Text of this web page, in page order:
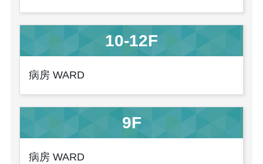
10-12F
病房 WARD
9F
病房 WARD